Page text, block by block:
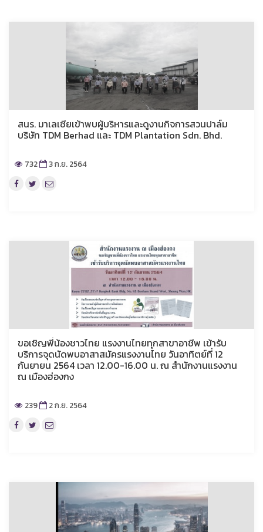
สนร. มาเลเซียเข้าพบผู้บริหารและดูงานกิจการสวนปาล์ม
บริษัท TDM Berhad และ TDM Plantation Sdn. Bhd.
732 3 ก.ย. 2564
ขอเชิญพี่น้องชาวไทย แรงงานไทยทุกสาขาอาชีพ เข้ารับ
บริการจุดนัดพบอาสาสมัครแรงงานไทย วันอาทิตย์ที่ 12
กันยายน 2564 เวลา 12.00-16.00 น. ณ สำนักงานแรงงาน
ณ เมืองฮ่องกง
239 2 ก.ย. 2564